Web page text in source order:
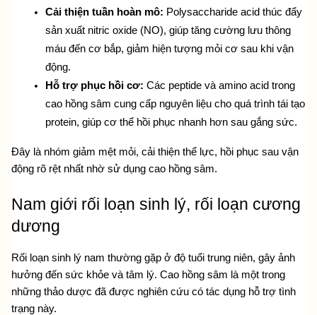
Cải thiện tuần hoàn mô: Polysaccharide acid thúc đẩy
sản xuất nitric oxide (NO), giúp tăng cường lưu thông
máu đến cơ bắp, giảm hiện tượng mỏi cơ sau khi vận
động.
Hỗ trợ phục hồi cơ: Các peptide và amino acid trong
cao hồng sâm cung cấp nguyên liệu cho quá trình tái tạo
protein, giúp cơ thể hồi phục nhanh hơn sau gắng sức.
Đây là nhóm giảm mệt mỏi, cải thiện thể lực, hồi phục sau vận
động rõ rệt nhất nhờ sử dụng cao hồng sâm.
Nam giới rối loạn sinh lý, rối loạn cương
dương
Rối loạn sinh lý nam thường gặp ở độ tuổi trung niên, gây ảnh
hưởng đến sức khỏe và tâm lý. Cao hồng sâm là một trong
những thảo dược đã được nghiên cứu có tác dụng hỗ trợ tình
trạng này.